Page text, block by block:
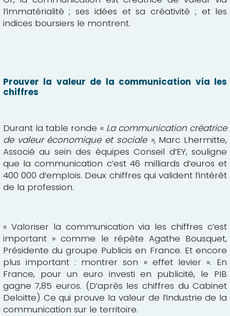
l’immatérialité ; ses idées et sa créativité ; et les
indices boursiers le montrent.
Prouver la valeur de la communication via les
chiffres
Durant la table ronde « La communication créatrice
de valeur économique et sociale », Marc Lhermitte,
Associé au sein des équipes Conseil d’EY, souligne
que la communication c’est 46 milliards d’euros et
400 000 d’emplois. Deux chiffres qui valident l’intérêt
de la profession.
« Valoriser la communication via les chiffres c’est
important » comme le répète Agathe Bousquet,
Présidente du groupe Publicis en France. Et encore
plus important : montrer son « effet levier ». En
France, pour un euro investi en publicité, le PIB
gagne 7,85 euros. (D’après les chiffres du Cabinet
Deloitte) Ce qui prouve la valeur de l’industrie de la
communication sur le territoire.